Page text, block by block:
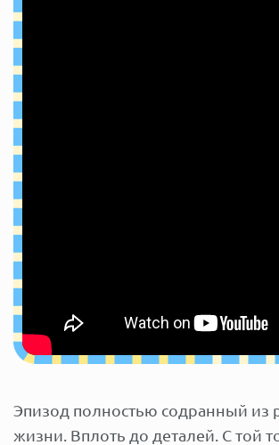
Эпизод полностью содранный из
жизни. Вплоть до деталей. С той